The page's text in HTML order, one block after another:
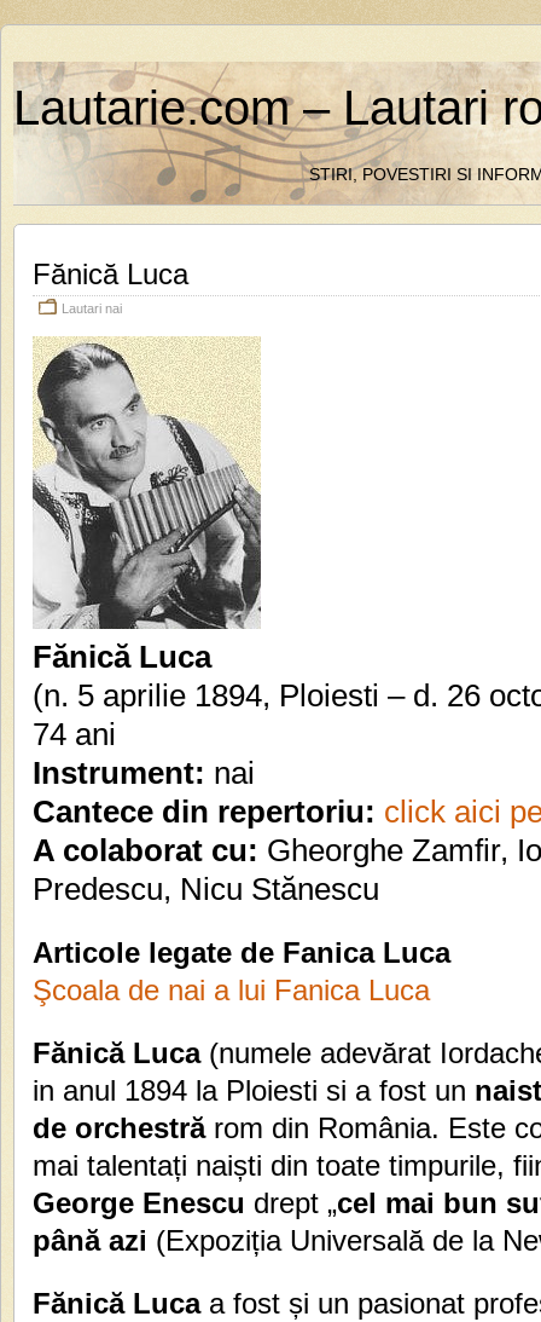
Lautarie.com – Lautari
STIRI, POVESTIRI SI
Fănică Luca
Lautari nai
Fănică Luca
(n. 5 aprilie 1894, Ploiesti – d. 26
74 ani
Instrument: nai
Cantece din repertoriu: click aici
A colaborat cu: Gheorghe Zamfir,
Predescu, Nicu Stănescu
Articole legate de Fanica Luca
Şcoala de nai a lui Fanica Luca
Fănică Luca(numele adevărat
in anul 1894 la Ploiesti si a fost un
de orchestrărom din România. Este
mai talentați naiști din toate timpurile,
George Enescu drept „cel mai bun
până azi (Expoziția Universală de la
Fănică Lucaa fost și un pasionat